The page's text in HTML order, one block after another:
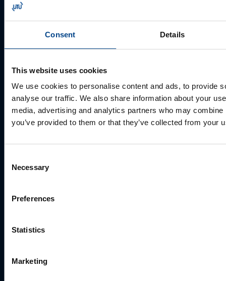
Consent Details
This website uses cookies
We use cookies to personalise content and ads, to provide
analyse our traffic. We also share information about your
media, advertising and analytics partners who may
you’ve provided to them or that they’ve collected from your
Selection
Necessary
Preferences
Statistics
Marketing
E-post*
Telefoni number
Kuidas saame Teid aidata?
Valides "Saada", annate UTU Grupile loa oma
isikuandmeid salvestada ja töödelda, et tellitud sisu